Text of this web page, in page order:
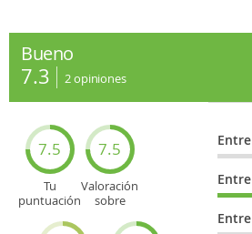
Bueno
7.3 2opiniones
7.5
Tu
puntuación
7.5
Valoración
sobre